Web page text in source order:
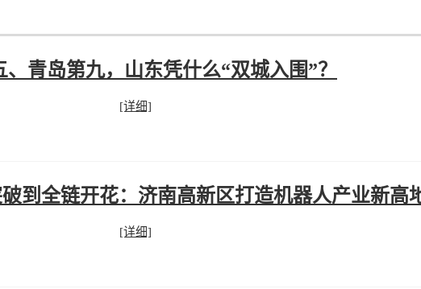
青岛第九，山东凭什么“双城入围”？
[详细]
到全链开花：济南高新区打造机器人产业新高
[详细]